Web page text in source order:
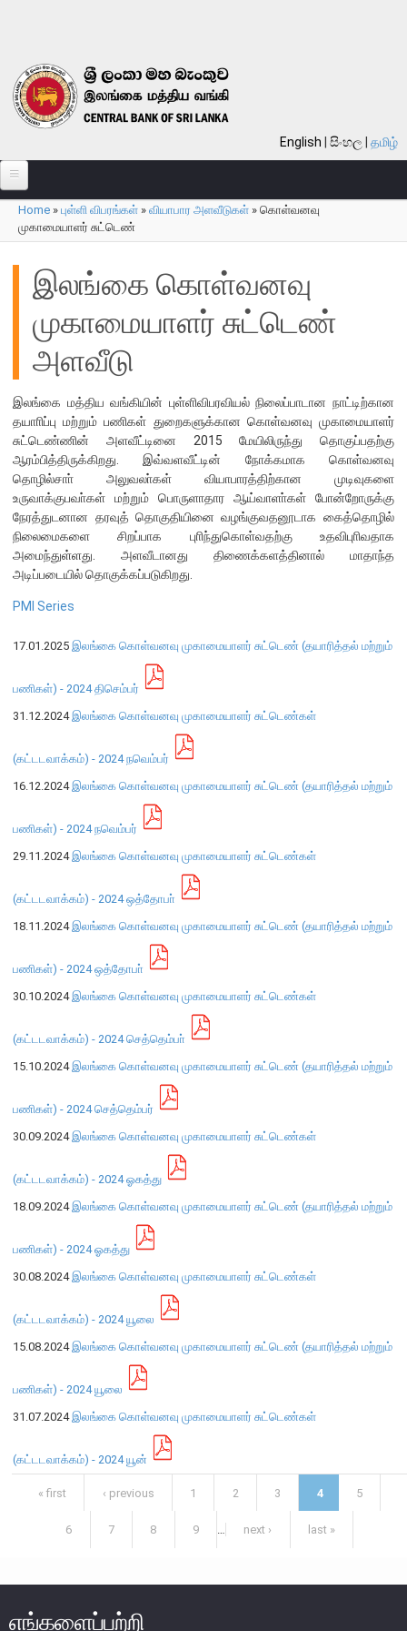
English සිංහල தமிழ்
பற்றி
வங்கி பற்றி
பொது நோக்கு
தொலைநோக்கு, பணி, பெறுமானம்
குறிக்கோள்கள்
தொழிற்பாடுகள்
நிறுவன ரீதியான அமைப்பு
நிறுவனக் கட்டமைப்பு
முதன்மை அலுவலர்கள்
திணைக்களங்கள்
ஆளுகைக் கோவைகளும் கொள்கைகளும்
பிரதேச அலுவலகங்கள்
நூலகம் மற்றும் தகவல் நிலையம்
வங்கித்தொழில் கற்கைகளுக்கான நிலையம்
பொருளாதார வரலாற்று அரும்பொருட் காட்சிச் சாலை
எக்ஸ்டர் அறிக்கை
நிதியியல் முறைமை
நிதியியல் முறைமை உறுதிப்பாடு
பொதுநோக்கு
முக்கிய தொழிற்பாடுகள்
வங்கித்தொழில் துறை
வங்கியல்லா நிதியியல் மற்றும் குத்தகைக் கம்பனிகள் துறை
முதனிலை வணிகர்கள்
நுண்பாக நிதித் துறை
அதிகாரம்பெற்ற பணத்தரகர்கள் ஒழுங்குவிதிகள்
பேரண்ட முன்மதியுடைய கண்காணிப்பு
நிலைபெறத்தக்க நிதி
வைப்புக் காப்புறுதி
நிதியியல் சந்தைகள்
You are here
Home » புள்ளி விபரங்கள் » வியாபார அளவீடுகள் » கொள்வனவு
முகாமையாளர் சுட்டெண்
இலங்கை கொள்வனவு
முகாமையாளர் சுட்டெண்
அளவீடு
இலங்கை மத்திய வங்கியின் புள்ளிவிபரவியல் நிலைப்பாடான நாட்டிற்கான
தயாாிப்பு மற்றும் பணிகள் துறைகளுக்கான கொள்வனவு முகாமையாளர்
சுட்டெண்ணின் அளவீட்டினை 2015 மேயிலிருந்து தொகுப்பதற்கு
ஆரம்பித்திருக்கிறது. இவ்வளவீட்டின் நோக்கமாக கொள்வனவு
தொழில்சாா் அலுவலா்கள் வியாபாரத்திற்கான முடிவுகளை
உருவாக்குபவா்கள் மற்றும் பொருளாதார ஆய்வாளா்கள் போன்றோருக்கு
நேரத்துடனான தரவுத் தொகுதியினை வழங்குவதனூடாக கைத்தொழில்
நிலைமைகளை சிறப்பாக புாிந்துகொள்வதற்கு உதவிபுாிவதாக
அமைந்துள்ளது. அளவீடானது திணைக்களத்தினால் மாதாந்த
அடிப்படையில் தொகுக்கப்படுகிறது.
PMI Series
17.01.2025 இலங்கை கொள்வனவு முகாமையாளர் சுட்டெண் (தயாரித்தல் மற்றும்
பணிகள்) - 2024 ​திசெம்பர்
31.12.2024 இலங்கை கொள்வனவு முகாமையாளர் சுட்டெண்கள்
(கட்டடவாக்கம்) - 2024 நவெம்பர்
16.12.2024 இலங்கை கொள்வனவு முகாமையாளர் சுட்டெண் (தயாரித்தல் மற்றும்
பணிகள்) - 2024 ​நவெம்பர்
29.11.2024 இலங்கை கொள்வனவு முகாமையாளர் சுட்டெண்கள்
(கட்டடவாக்கம்) - 2024 ஒத்தோபா்
18.11.2024 இலங்கை கொள்வனவு முகாமையாளர் சுட்டெண் (தயாரித்தல் மற்றும்
பணிகள்) - 2024 ​ஒத்தோபா்
30.10.2024 இலங்கை கொள்வனவு முகாமையாளர் சுட்டெண்கள்
(கட்டடவாக்கம்) - 2024 செத்தெம்பா்
15.10.2024 இலங்கை கொள்வனவு முகாமையாளர் சுட்டெண் (தயாரித்தல் மற்றும்
பணிகள்) - 2024 செத்தெம்பர்
30.09.2024 இலங்கை கொள்வனவு முகாமையாளர் சுட்டெண்கள்
(கட்டடவாக்கம்) - 2024 ஓகத்து
18.09.2024 இலங்கை கொள்வனவு முகாமையாளர் சுட்டெண் (தயாரித்தல் மற்றும்
பணிகள்) - 2024 ஓகத்து
30.08.2024 இலங்கை கொள்வனவு முகாமையாளர் சுட்டெண்கள்
(கட்டடவாக்கம்) - 2024 யூலை
15.08.2024 இலங்கை கொள்வனவு முகாமையாளர் சுட்டெண் (தயாரித்தல் மற்றும்
பணிகள்) - 2024 யூலை
31.07.2024 இலங்கை கொள்வனவு முகாமையாளர் சுட்டெண்கள்
(கட்டடவாக்கம்) - 2024 யூன்
Pages
« first ‹ previous 1 2 3 4 5
6 7 8 9 … next › last »
எங்களைப்பற்றி